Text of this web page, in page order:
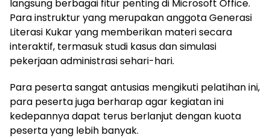
langsung berbagai fitur penting di Microsoft Office.
Para instruktur yang merupakan anggota Generasi
Literasi Kukar yang memberikan materi secara
interaktif, termasuk studi kasus dan simulasi
pekerjaan administrasi sehari-hari.
Para peserta sangat antusias mengikuti pelatihan ini,
para peserta juga berharap agar kegiatan ini
kedepannya dapat terus berlanjut dengan kuota
peserta yang lebih banyak.